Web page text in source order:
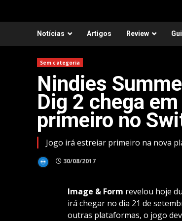
Notícias Artigos Review
Sem categoria
Nindies
Dig 2 chega
primeiro no
Jogo irá estreiar primeiro na nova
30/08/2017
Image & Form revelou hoje
irá chegar no dia 21 de
outras plataformas, o jogo